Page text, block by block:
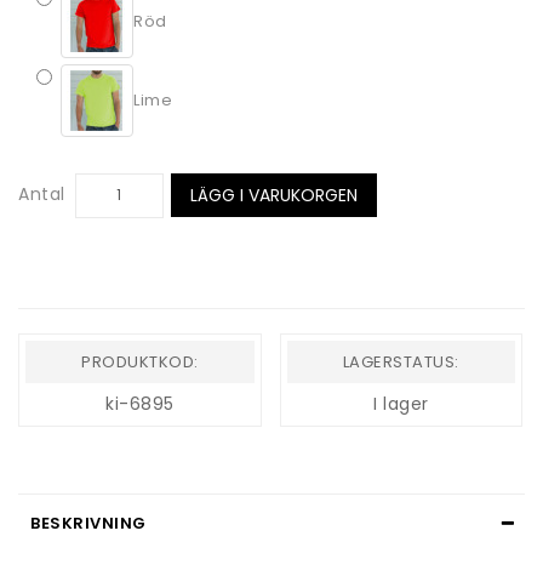
Röd
Lime
Antal LÄGG I VARUKORGEN
PRODUKTKOD:
ki-6895
LAGERSTATUS:
I lager
BESKRIVNING